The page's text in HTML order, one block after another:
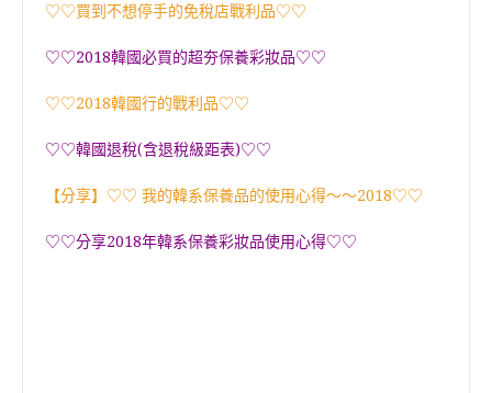
♡♡買到不想停手的免稅店戰利品♡♡
♡♡2018韓國必買的超夯保養彩妝品♡♡
♡♡2018韓國行的戰利品♡♡
♡♡韓國退稅(含退稅級距表)♡♡
【分享】♡♡ 我的韓系保養品的使用心得〜〜2018♡♡
♡♡分享2018年韓系保養彩妝品使用心得♡♡